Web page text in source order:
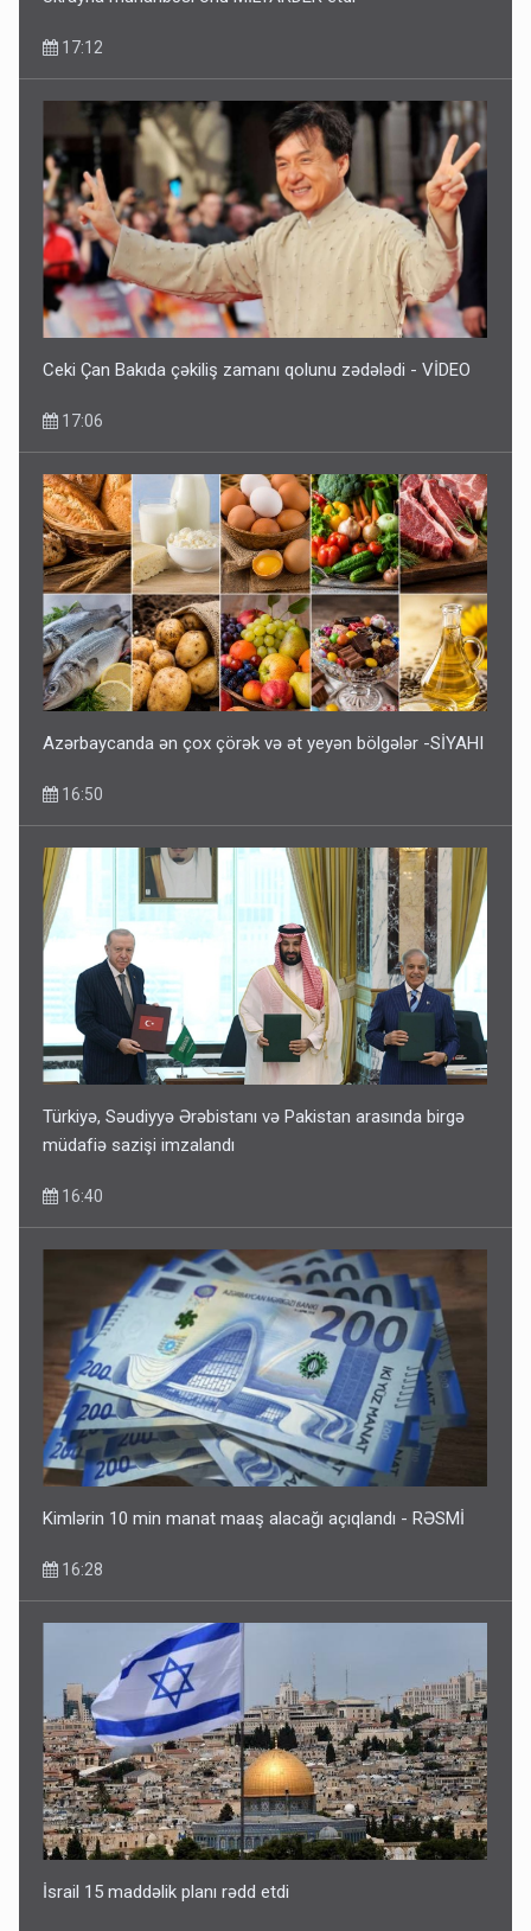
17:12
Ceki Çan Bakıda çəkiliş zamanı qolunu zədələdi - VİDEO
17:06
Azərbaycanda ən çox çörək və ət yeyən bölgələr -SİYAHI
16:50
Türkiyə, Səudiyyə Ərəbistanı və Pakistan arasında birgə
müdafiə sazişi imzalandı
16:40
Kimlərin 10 min manat maaş alacağı açıqlandı - RƏSMİ
16:28
İsrail 15 maddəlik planı rədd etdi